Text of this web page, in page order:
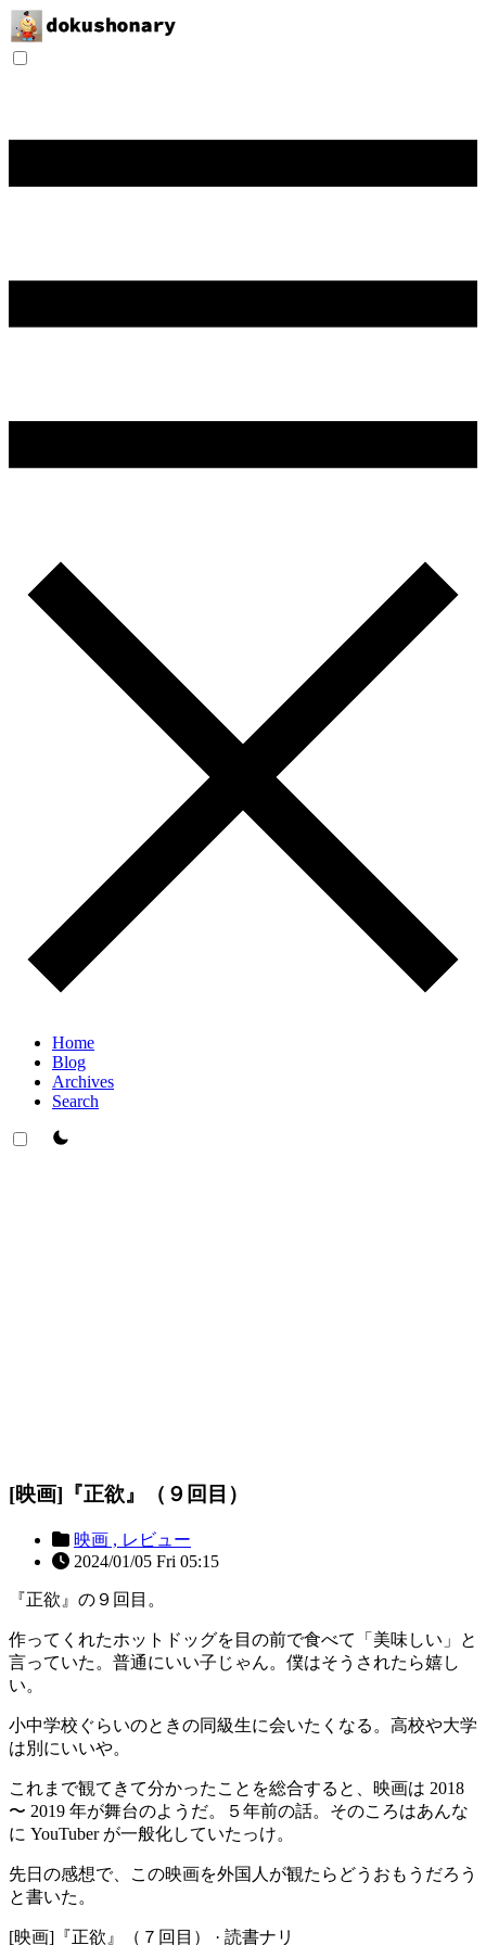
Home
Blog
Archives
Search
theme switcher
[映画]『正欲』（９回目）
映画 , レビュー
2024/01/05 Fri 05:15
『正欲』の９回目。
作ってくれたホットドッグを目の前で食べて「美味しい」と
言っていた。普通にいい子じゃん。僕はそうされたら嬉し
い。
小中学校ぐらいのときの同級生に会いたくなる。高校や大学
は別にいいや。
これまで観てきて分かったことを総合すると、映画は 2018
〜 2019 年が舞台のようだ。５年前の話。そのころはあんな
に YouTuber が一般化していたっけ。
先日の感想で、この映画を外国人が観たらどうおもうだろう
と書いた。
[映画]『正欲』（７回目） · 読書ナリ